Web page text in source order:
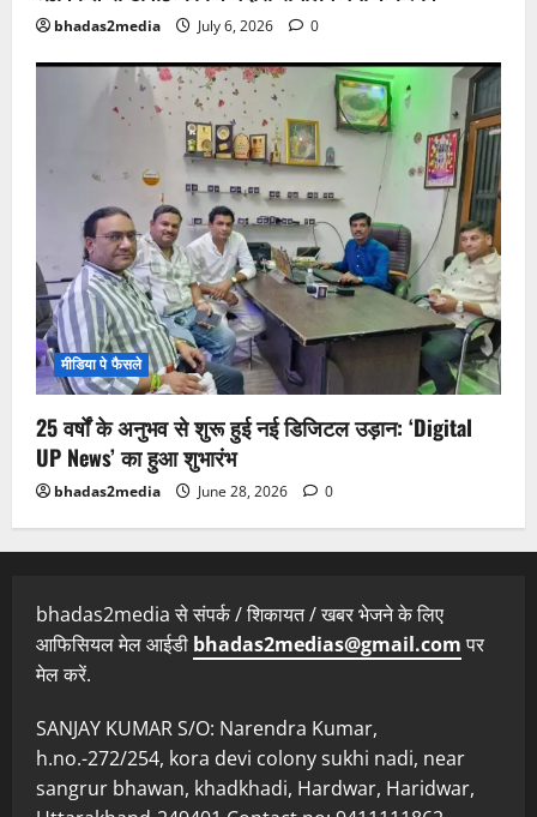
bhadas2media July 6, 2026 0
मीडिया पे फैसले
25 वर्षों के अनुभव से शुरू हुई नई डिजिटल उड़ान: ‘Digital
UP News’ का हुआ शुभारंभ
bhadas2media June 28, 2026 0
bhadas2media से संपर्क / शिकायत / खबर भेजने के लिए
आफिसियल मेल आईडी bhadas2medias@gmail.comपर
मेल करें.
SANJAY KUMAR S/O: Narendra Kumar,
h.no.-272/254, kora devi colony sukhi nadi, near
sangrur bhawan, khadkhadi, Hardwar, Haridwar,